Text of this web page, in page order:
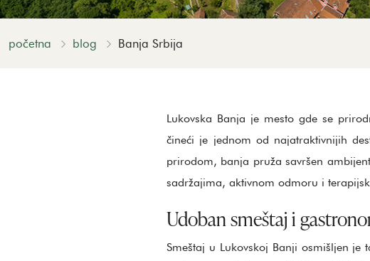
početna blog Banja Srbija
Lukovska Banja je mesto gde se
čineći je jednom od najatraktivnijih
prirodom, banja pruža savršen
sadržajima, aktivnom odmoru i
Udoban smeštaj i
Smeštaj u Lukovskoj Banji osmišljen